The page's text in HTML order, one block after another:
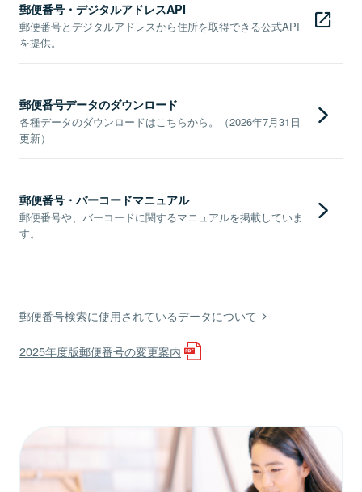
郵便番号・デジタルアドレスAPI
郵便番号とデジタルアドレスから住所を取得できる公式API
を提供。
郵便番号データのダウンロード
各種データのダウンロードはこちらから。（2026年7月31日
更新）
郵便番号・バーコードマニュアル
郵便番号や、バーコードに関するマニュアルを掲載していま
す。
郵便番号検索に使用されているデータについて
2025年度版郵便番号の変更案内